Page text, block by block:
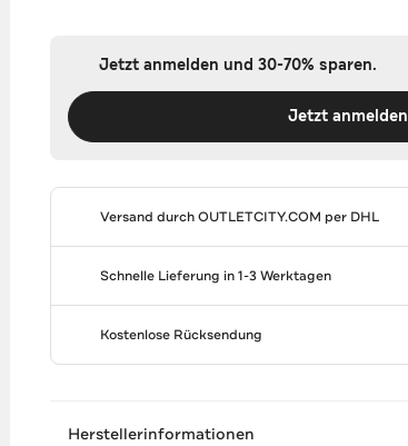
Jetzt anmelden und 30-70% sparen.
Jetzt anmelden
Versand durchOUTLETCITY.COM per DHL
Schnelle Lieferung in 1-3 Werktagen
Kostenlose Rücksendung
Herstellerinformationen